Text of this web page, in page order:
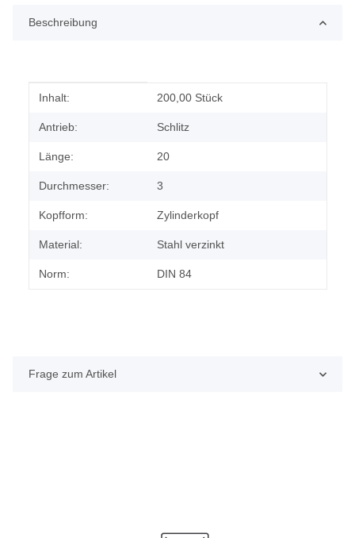
Beschreibung
Produkteigenschaft
Wert
Inhalt: 200,00 Stück
Antrieb: Schlitz
Länge: 20
Durchmesser: 3
Kopfform: Zylinderkopf
Material: Stahl verzinkt
Norm: DIN 84
Frage zum Artikel